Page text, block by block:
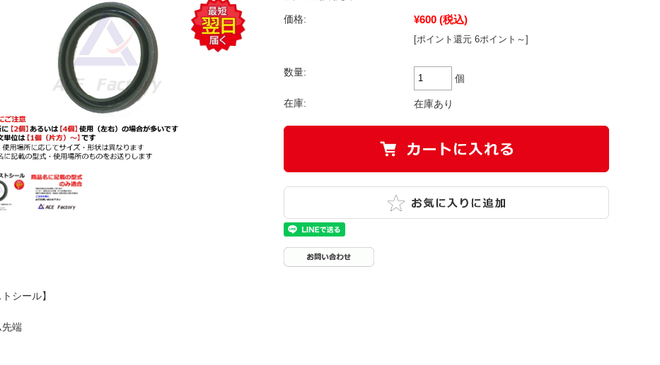
価格: ¥600 (税込)
[ポイント還元 6ポイント～]
数量:
個
在庫: 在庫あり
トシール】
先端